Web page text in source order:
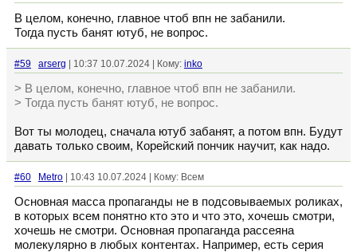
В целом, конечно, главное чтоб впн не забанили.
Тогда пусть банят ютуб, не вопрос.
#59 arserg | 10:37 10.07.2024 | Кому: inko
> В целом, конечно, главное чтоб впн не забанили.
> Тогда пусть банят ютуб, не вопрос.
Вот ты молодец, сначала ютуб забанят, а потом впн. Будут
давать только своим, Корейский пончик научит, как надо.
#60 Metro | 10:43 10.07.2024 | Кому: Всем
Основная масса пропаганды не в подсовываемых роликах,
в которых всем понятно кто это и что это, хочешь смотри,
хочешь не смотри. Основная пропаганда рассеяна
молекулярно в любых контентах. Например, есть серия